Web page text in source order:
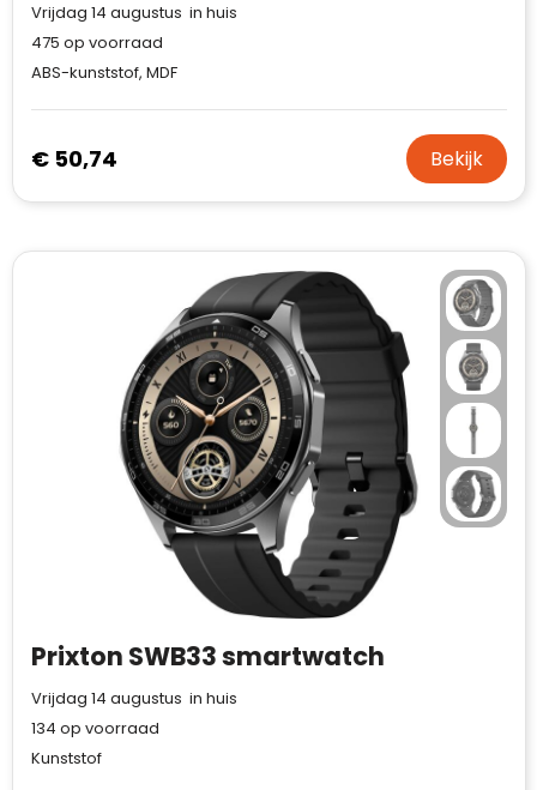
Vrijdag 14 augustus in huis
475 op voorraad
ABS-kunststof, MDF
€ 50,74 Bekijk
Prixton SWB33 smartwatch
Vrijdag 14 augustus in huis
134 op voorraad
Kunststof